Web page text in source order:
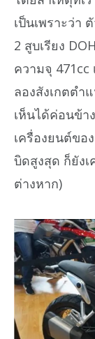
เป็นเพราะว่า
2 สูบเรียง
ความจุ 471cc
ลองสังเกตตำ
เห็นได้ค่อนข้า
เครื่องยนต์ขอ
บิดสูงสุด ก็ยัง
ต่างหาก)